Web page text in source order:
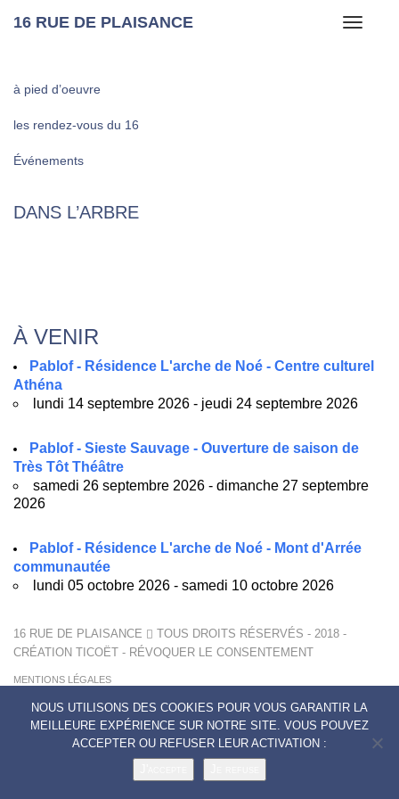
Toggle
16 RUE DE PLAISANCE
à pied d’oeuvre
les rendez-vous du 16
Événements
DANS L’ARBRE
À VENIR
Pablof - Résidence L'arche de Noé - Centre culturel
Athéna
lundi 14 septembre 2026 - jeudi 24 septembre 2026
Pablof - Sieste Sauvage - Ouverture de saison de
Très Tôt Théâtre
samedi 26 septembre 2026 - dimanche 27 septembre
2026
Pablof - Résidence L'arche de Noé - Mont d'Arrée
communautée
lundi 05 octobre 2026 - samedi 10 octobre 2026
16 RUE DE PLAISANCE
TOUS DROITS RÉSERVÉS - 2018 -
CRÉATION TICOËT - RÉVOQUER LE CONSENTEMENT
MENTIONS LÉGALES
CONTACTS
NOUS UTILISONS DES COOKIES POUR VOUS GARANTIR LA
MEILLEURE EXPÉRIENCE SUR NOTRE SITE. VOUS POUVEZ
ACCEPTER OU REFUSER LEUR ACTIVATION :